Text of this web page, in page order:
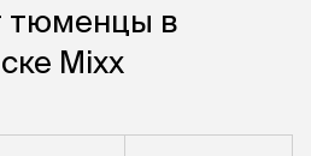
тюменцы в
Mixx